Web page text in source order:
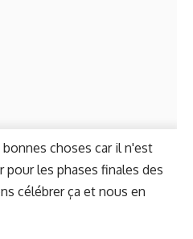
choses car il n'est
pour les phases finales des
célébrer ça et nous en